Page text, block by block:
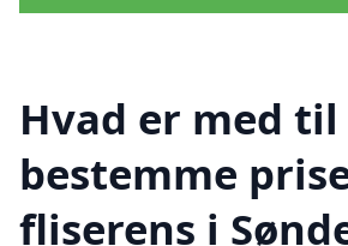
Hvad er med
bestemme
fliserens i